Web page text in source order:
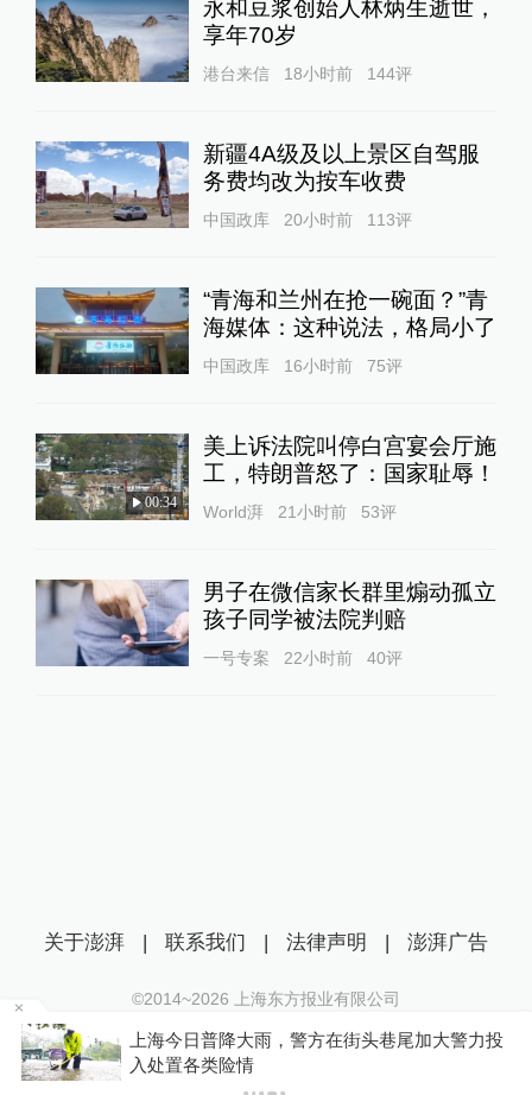
永和豆浆创始人林炳生逝世，
享年70岁
港台来信 18小时前 144评
新疆4A级及以上景区自驾服
务费均改为按车收费
中国政库 20小时前 113评
“青海和兰州在抢一碗面？”青
海媒体：这种说法，格局小了
中国政库 16小时前 75评
00:34
美上诉法院叫停白宫宴会厅施
工，特朗普怒了：国家耻辱！
World湃 21小时前 53评
男子在微信家长群里煽动孤立
孩子同学被法院判赔
一号专案 22小时前 40评
上海今日普降大雨，警方在街头巷尾加大警力投
入处置各类险情
关于澎湃 | 联系我们 | 法律声明 | 澎湃广告
©2014~2026 上海东方报业有限公司
沪ICP证：沪B2-20170116 | 沪ICP备14003370号
互联网新闻信息服务许可证：31120170006
沪公网安备 31010602000299号